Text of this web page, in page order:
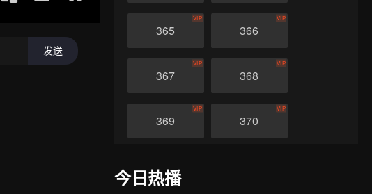
365
VIP
366
VIP
367
VIP
368
VIP
369
VIP
370
VIP
371
今日热播